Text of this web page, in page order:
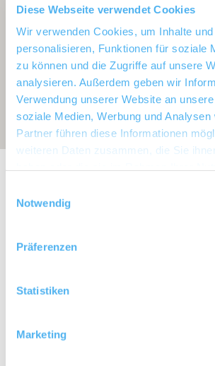
Diese Webseite verwendet Cookies
Wir verwenden Cookies, um Inhalte
personalisieren, Funktionen für soziale
zu können und die Zugriffe auf unsere
analysieren. Außerdem geben wir
Verwendung unserer Website an
soziale Medien, Werbung und Analysen
Partner führen diese Informationen
weiteren Daten zusammen, die Sie
Notwendig
Präferenzen
Statistiken
Marketing